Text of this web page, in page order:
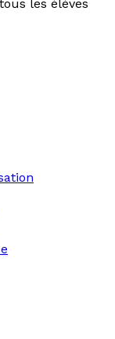
les élèves